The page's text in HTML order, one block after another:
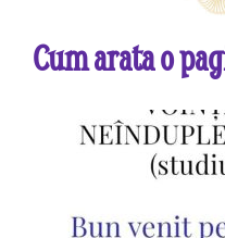
Cum arata o